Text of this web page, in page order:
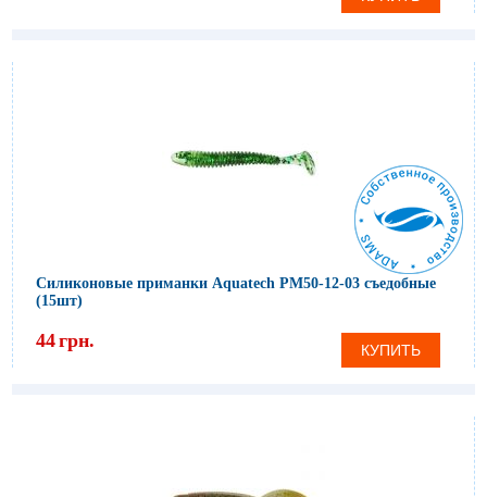
Силиконовые приманки Aquatech PM50-12-03 съедобные
(15шт)
44грн. КУПИТЬ